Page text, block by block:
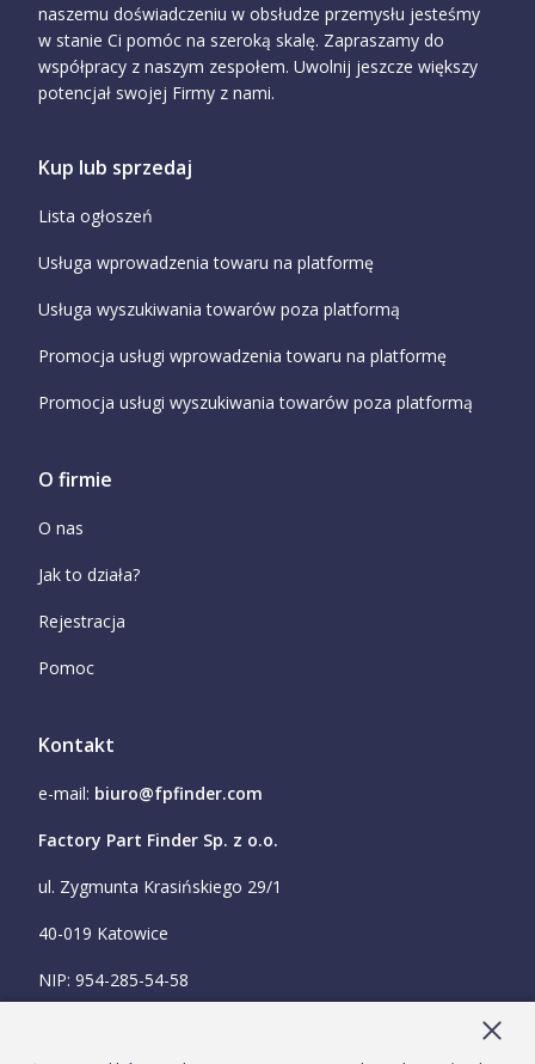
naszemu doświadczeniu w obsłudze przemysłu jesteśmy
w stanie Ci pomóc na szeroką skalę. Zapraszamy do
współpracy z naszym zespołem. Uwolnij jeszcze większy
potencjał swojej Firmy z nami.
Kup lub sprzedaj
Lista ogłoszeń
Usługa wprowadzenia towaru na platformę
Usługa wyszukiwania towarów poza platformą
Promocja usługi wprowadzenia towaru na platformę
Promocja usługi wyszukiwania towarów poza platformą
O firmie
O nas
Jak to działa?
Rejestracja
Pomoc
Kontakt
e-mail: biuro@fpfinder.com
Factory Part Finder Sp. z o.o.
ul. Zygmunta Krasińskiego 29/1
40-019 Katowice
NIP: 954-285-54-58